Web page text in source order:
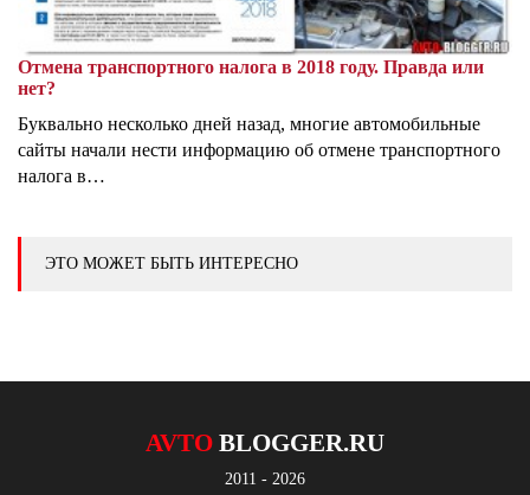
Отмена транспортного налога в 2018 году. Правда или
нет?
Буквально несколько дней назад, многие автомобильные
сайты начали нести информацию об отмене транспортного
налога в…
ЭТО МОЖЕТ БЫТЬ ИНТЕРЕСНО
AVTO BLOGGER.RU
2011 - 2026